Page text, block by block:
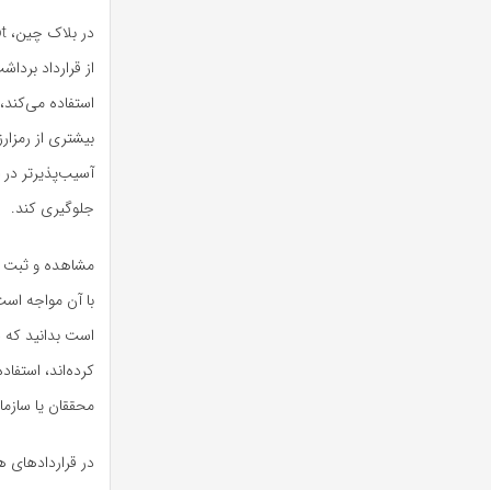
استفاده
بیشتری از
آسیب‌پذیرتر
جلوگیری کند.
با آن مواجه
محققان یا
در